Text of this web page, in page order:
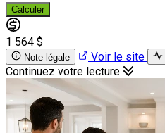
Calculer
1 564 $
Note légale Voir le site
Continuez votre lecture